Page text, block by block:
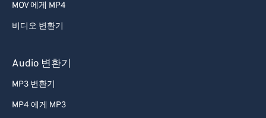
MOV 에게 MP4
비디오 변환기
Audio 변환기
MP3 변환기
MP4 에게 MP3